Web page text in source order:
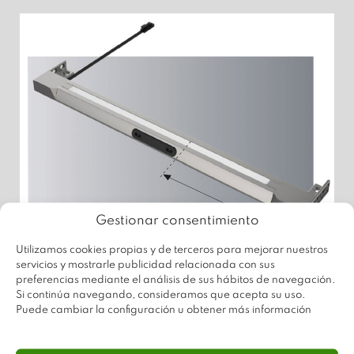
Gestionar consentimiento
Utilizamos cookies propias y de terceros para mejorar nuestros
servicios y mostrarle publicidad relacionada con sus
preferencias mediante el análisis de sus hábitos de navegación.
Si continúa navegando, consideramos que acepta su uso.
Puede cambiar la configuración u obtener más información
CARACTERÍSTICAS DEL PRODUCTO
Diseño ultrafino con funciones de